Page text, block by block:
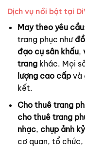
Dịch vụ nổi bật tại
May theo yêu cầu
trang phục như
đạo cụ sân khấu,
trangkhác. Mọi
lượng cao cấpvà
kết.
Cho thuê trang
cho thuê trang
nhạc, chụp ảnh
cơ quan, tổ